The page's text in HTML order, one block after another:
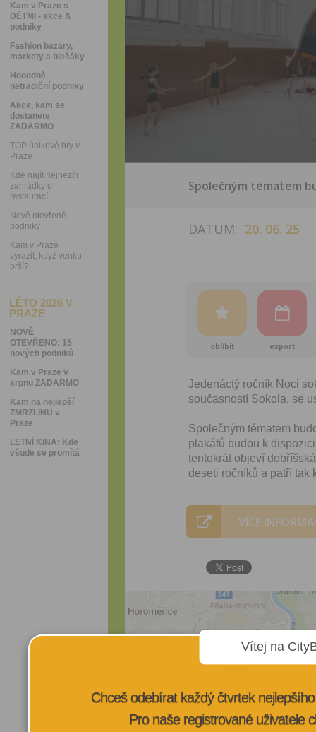
Kam v Praze s
DĚTMI - akce &
podniky
Fashion bazary,
markety a blešáky
Hooodně
netradiční podniky
Akce, kam se
dostanete
ZADARMO
TOP únikové hry v
Praze
Kde najít nejhezčí
zahrádky u
restaurací
Nově otevřené
podniky
Kam v Praze
vyrazit, když venku
prší?
LÉTO 2026 V
PRAZE
NOVĚ
OTEVŘENO: 15
nových podniků
Kam v Praze v
srpnu ZADARMO
Kam na nejlepší
ZMRZLINU v
Praze
LETNÍ KINA: Kde
všude se promítá
Společným tématem
DATUM: 20. 06. 25
oblíbit export
Jedenáctý ročník Noci
současností Sokola, se
Společným tématem
plakátů budou k
tentokrát objeví
deseti ročníků a patří
VÍCE
Vítej na
Chceš odebírat každý čtvrtek
Pro naše registrované uživatele